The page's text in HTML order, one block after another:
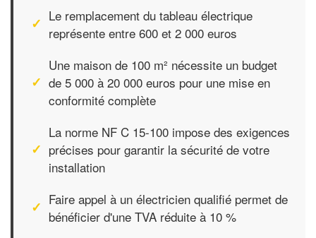
Le remplacement du tableau électrique
représente entre 600 et 2 000 euros
Une maison de 100 m² nécessite un budget
de 5 000 à 20 000 euros pour une mise en
conformité complète
La norme NF C 15-100 impose des exigences
précises pour garantir la sécurité de votre
installation
Faire appel à un électricien qualifié permet de
bénéficier d'une TVA réduite à 10 %